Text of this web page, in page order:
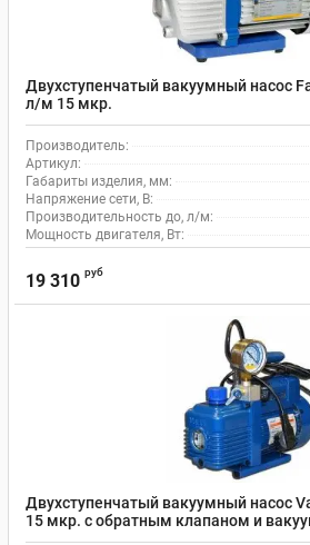
Двухступенчатый вакуумный насос
л/м 15 мкр.
Производитель:
Артикул:
Габариты изделия, мм:
Напряжение сети, В:
Производительность до, л/м:
Мощность двигателя, Вт:
19 310 руб
Двухступенчатый вакуумный насос
15 мкр. c обратным клапаном и